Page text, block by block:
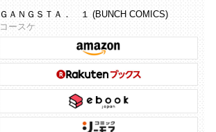
ＧＡＮＧＳＴＡ． １ (BUNCH COMICS)
コースケ